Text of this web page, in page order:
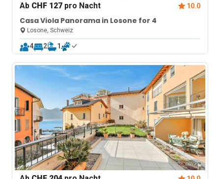
Ab CHF 127 pro Nacht 10.0
Casa Viola Panorama in Losone for 4
Losone, Schweiz
4 2 1